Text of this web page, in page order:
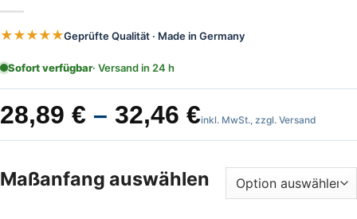
★★★★★Geprüfte Qualität · Made in Germany
Sofort verfügbar· Versand in 24 h
28,89 € – 32,46 €inkl. MwSt., zzgl. Versand
Maßanfang auswählen